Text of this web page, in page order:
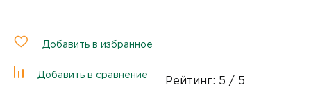
Добавить в избранное
Добавить в сравнение
Рейтинг: 5 / 5